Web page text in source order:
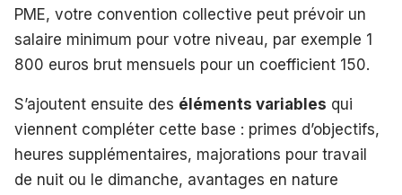
PME, votre convention collective peut prévoir un
salaire minimum pour votre niveau, par exemple 1
800 euros brut mensuels pour un coefficient 150.
S’ajoutent ensuite des éléments variables qui
viennent compléter cette base : primes d’objectifs,
heures supplémentaires, majorations pour travail
de nuit ou le dimanche, avantages en nature